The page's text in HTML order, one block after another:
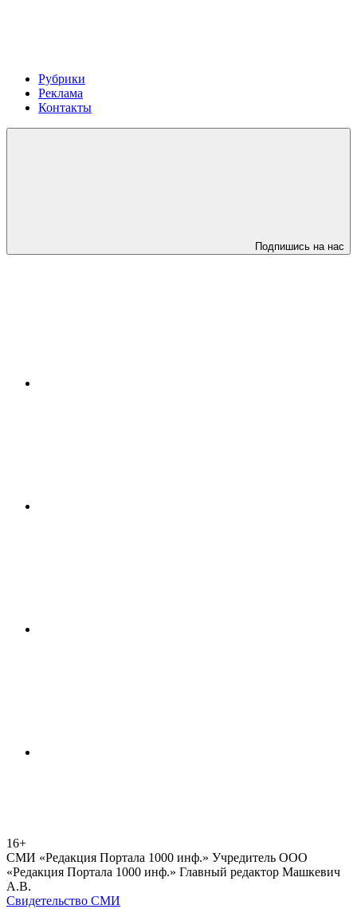
Рубрики
Реклама
Контакты
Подпишись на нас
16+
СМИ «Редакция Портала 1000 инф.» Учредитель ООО
«Редакция Портала 1000 инф.» Главный редактор Машкевич
А.В.
Свидетельство СМИ